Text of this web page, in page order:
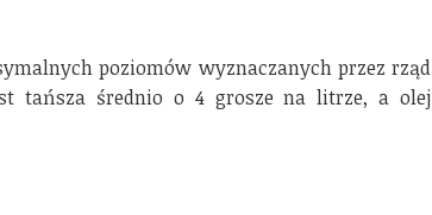
poziomów wyznaczanych przez rząd
tańsza średnio o 4 grosze na litrze, a olej